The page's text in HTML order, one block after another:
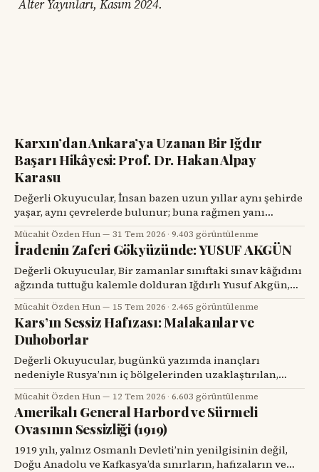
Alter Yayınları, Kasım 2024.
Karxın’dan Ankara’ya Uzanan Bir Iğdır
Başarı Hikâyesi: Prof. Dr. Hakan Alpay
Karasu
Değerli Okuyucular, İnsan bazen uzun yıllar aynı şehirde
yaşar, aynı çevrelerde bulunur; buna rağmen yanı
başındaki değerli bir hemşehrisini tanımak için bir
tesadüfü beklemek zorunda kalır. Prof. Dr. Hakan Alpay
Karasu’yla tanışmam da böyle oldu. Onu ilk gördüğümde,
karşımdaki kişinin başarılı bir diş hekimi, bilim insanı ve
üniversite yöneticisi
Mücahit Özden Hun 31 Tem 2026 ·9.403 görüntülenme
İradenin Zaferi Gökyüzünde: YUSUF AKGÜN
Değerli Okuyucular, Bir zamanlar sınıftaki sınav kâğıdını
ağzında tuttuğu kalemle dolduran Iğdırlı Yusuf Akgün,
bugün aynı kalemle Türkiye’nin millî muharip uçağı
KAAN’ı çiziyor. Çocuk yuvalarından dünya spor
sahnelerine, resim atölyelerinden TUSAŞ hangarlarına
uzanan bu yol, yalnızca bir başarı hikâyesi değil; insanın
kendi kaderine karşı verdiği büyük mücadelenin adıdır.
Mücahit Özden Hun 15 Tem 2026 · 2.465 görüntülenme
Kars’ın Sessiz Hafızası: Malakanlar ve
Duhoborlar
Değerli Okuyucular, bugünkü yazımda inançları
nedeniyle Rusya’nın iç bölgelerinden uzaklaştırılan,
Kars’ta köyler kurup toprağa kök salan ve tarihin başka
bir döneminde yeniden göç yollarına düşen iki
topluluğun hikâyesini dikkatinize sunacağım. Kars’ın
eski köylerinde kalın taş duvarlı bir eve, ahşap bir
verandaya, artık dönmeyen bir su değirmenine veya
Mücahit Özden Hun 12 Tem 2026 ·6.603 görüntülenme
Amerikalı General Harbord ve Sürmeli
Ovasının Sessizliği (1919)
1919 yılı, yalnız Osmanlı Devleti’nin yenilgisinin değil,
Doğu Anadolu ve Kafkasya’da sınırların, hafızaların ve